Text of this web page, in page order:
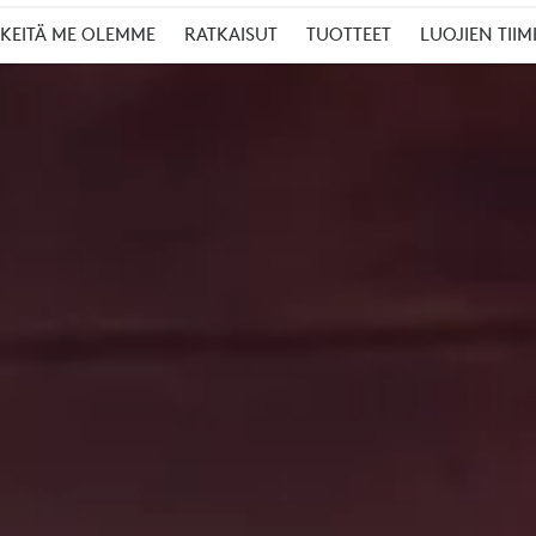
KEITÄ ME OLEMME RATKAISUT TUOTTEET LUOJIEN TIIMI